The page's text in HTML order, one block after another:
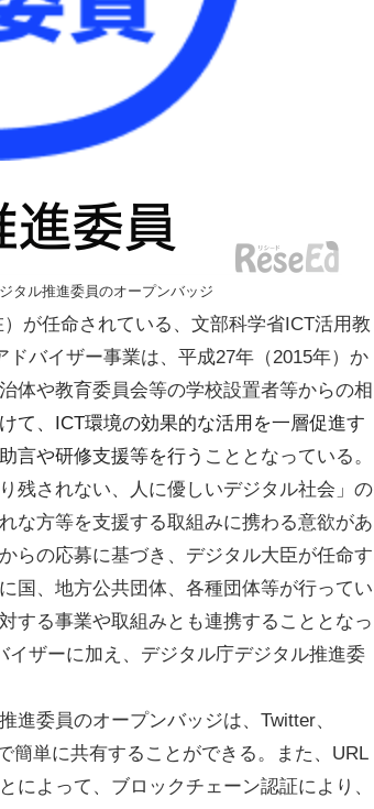
タル推進委員のオープンバッジ
が任命されている、文部科学省ICT活用教
バイザー事業は、平成27年（2015年）か
体や教育委員会等の学校設置者等からの相
て、ICT環境の効果的な活用を一層促進す
言や研修支援等を行う こととなっている。
残されない、人に優しいデジタル社会」の
な方等を支援する取組みに携わる意欲があ
らの応募に基づき、デジタル大臣が任命す
国、地方公共団体、各種団体等が行ってい
する事業や取組みとも連携することとなっ
ザーに加え、デジタル庁デジタル推進委
委員のオープンバッジは、Twitter、
簡単に共有することができる。また、URL
によって、ブロックチェーン認証により、